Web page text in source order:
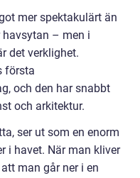
mer spektakulärt än
– men i
det verklighet.
första
och den har snabbt
och arkitektur.
ser ut som en enorm
i havet. När man kliver
man går ner i en